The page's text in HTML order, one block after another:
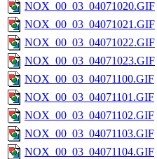
NOX_00_03_04071020.GIF
NOX_00_03_04071021.GIF
NOX_00_03_04071022.GIF
NOX_00_03_04071023.GIF
NOX_00_03_04071100.GIF
NOX_00_03_04071101.GIF
NOX_00_03_04071102.GIF
NOX_00_03_04071103.GIF
NOX_00_03_04071104.GIF